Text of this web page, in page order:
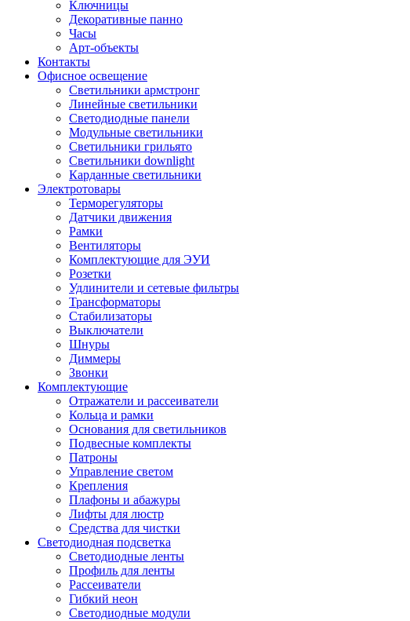
Ключницы
Декоративные панно
Часы
Арт-объекты
Контакты
Офисное освещение
Светильники армстронг
Линейные светильники
Светодиодные панели
Модульные светильники
Светильники грильято
Светильники downlight
Карданные светильники
Электротовары
Терморегуляторы
Датчики движения
Рамки
Вентиляторы
Комплектующие для ЭУИ
Розетки
Удлинители и сетевые фильтры
Трансформаторы
Стабилизаторы
Выключатели
Шнуры
Диммеры
Звонки
Комплектующие
Отражатели и рассеиватели
Кольца и рамки
Основания для светильников
Подвесные комплекты
Патроны
Управление светом
Крепления
Плафоны и абажуры
Лифты для люстр
Средства для чистки
Светодиодная подсветка
Светодиодные ленты
Профиль для ленты
Рассеиватели
Гибкий неон
Светодиодные модули